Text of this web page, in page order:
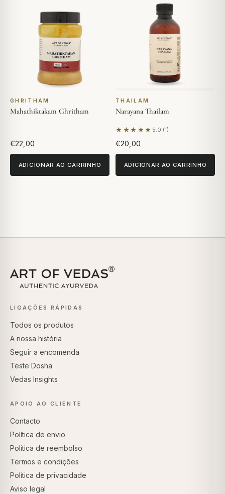
GHRITHAM
Mahathiktakam Ghritham
€22,00
ADICIONAR AO CARRINHO
THAILAM
Narayana Thailam
★★★★★ 5.0 (1)
Com base em 1 avaliação
€20,00
ADICIONAR AO CARRINHO
LIGAÇÕES RÁPIDAS
Todos os produtos
A nossa história
Seguir a encomenda
Teste Dosha
Vedas Insights
APOIO AO CLIENTE
Contacto
Política de envio
Política de reembolso
Termos e condições
Política de privacidade
Aviso legal